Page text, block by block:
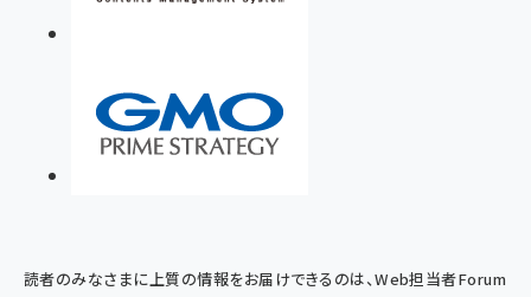
読者のみなさまに上質の情報をお届けできるのは、Web担当者Forum